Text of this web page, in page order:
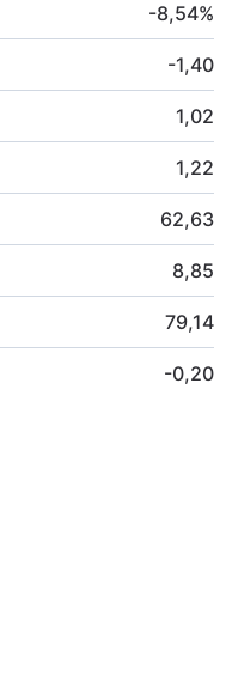
-8,54%
-1,40
1,02
1,22
62,63
8,85
79,14
-0,20